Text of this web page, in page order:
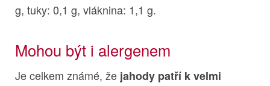
g, tuky: 0,1 g, vláknina: 1,1 g.
Mohou být i alergenem
Je celkem známé, že jahody patří k velmi